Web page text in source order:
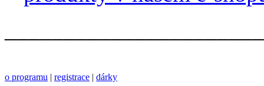
o programu | registrace | dárky